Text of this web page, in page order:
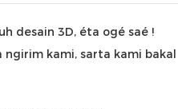
desain 3D, éta ogé saé !
ngirim kami, sarta kami bakal